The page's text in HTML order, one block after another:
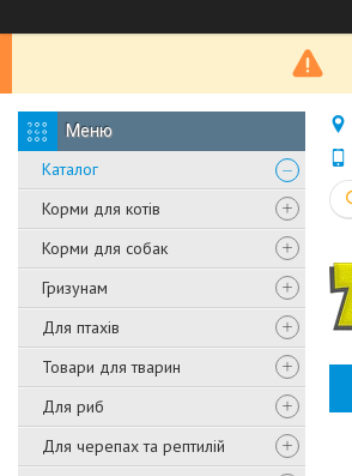
Каталог
Корми для котів
Корми для собак
Гризунам
Для птахів
Товари для тварин
Для риб
Для черепах та рептилій